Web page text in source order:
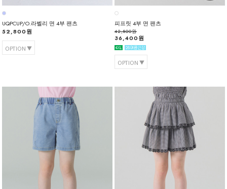
UQPCUP/O.라벨리 면 4부 팬츠
52,800원
OPTION
피프릿 4부 면 팬츠
42,800원
36,400원
OPTION